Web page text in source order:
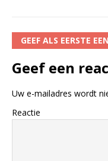
GEEF ALS EERSTE
Geef een
Uw e-mailadres wordt
Reactie